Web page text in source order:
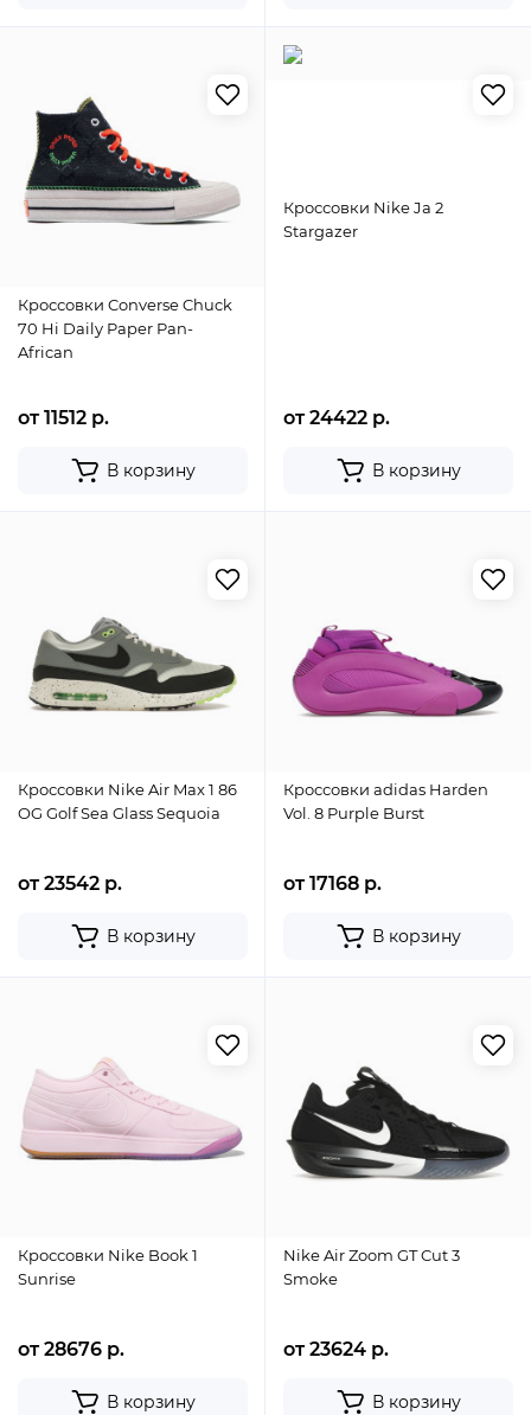
Кроссовки Converse Chuck
70 Hi Daily Paper Pan-
African
от 11512 р.
В корзину
Кроссовки Nike Ja 2
Stargazer
от 24422 р.
В корзину
Кроссовки Nike Air Max 1 86
OG Golf Sea Glass Sequoia
от 23542 р.
В корзину
Кроссовки adidas Harden
Vol. 8 Purple Burst
от 17168 р.
В корзину
Кроссовки Nike Book 1
Sunrise
от 28676 р.
В корзину
Nike Air Zoom GT Cut 3
Smoke
от 23624 р.
В корзину